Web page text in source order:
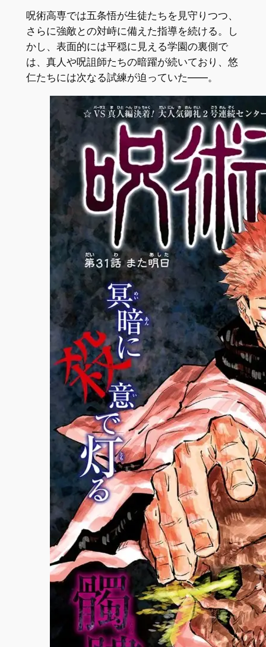
呪術高専では五条悟が生徒たちを見守りつつ、
さらに強敵との対峙に備えた指導を続ける。し
かし、表面的には平穏に見える学園の裏側で
は、真人や呪詛師たちの暗躍が続いており、悠
仁たちには次なる試練が迫っていた――。